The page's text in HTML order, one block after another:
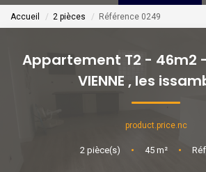
Transaction
Accueil 2 pièces Référence 0249
Appartement T2 - 46m2
VIENNE , les
product.price.nc
2 pièce(s) • 45 m² •